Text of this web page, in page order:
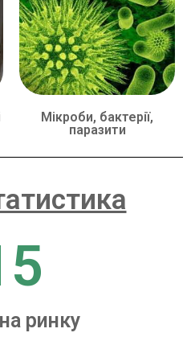
Мікроби, бактерії,
паразити
ринку